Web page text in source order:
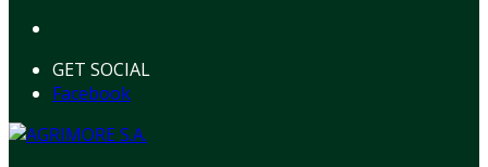
GET SOCIAL
Facebook